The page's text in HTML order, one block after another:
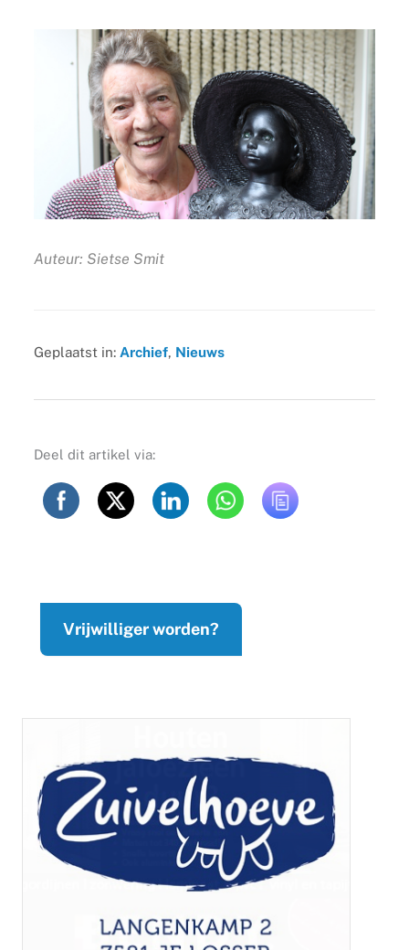
Auteur: Sietse Smit
Geplaatst in: Archief, Nieuws
Deel dit artikel via:
Vrijwilliger worden?